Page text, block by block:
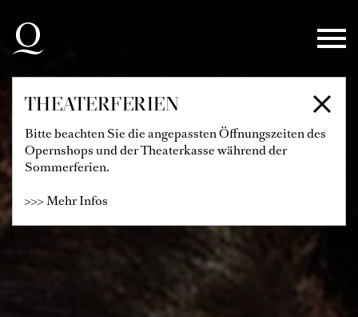
Zur Hauptnavigation springen
Zum Hauptinhalt springen
Zum Footer springen
THEATERFERIEN
Bitte beachten Sie die angepassten Öffnungszeiten des
Opernshops und der Theaterkasse während der
Sommerferien.
>>> Mehr Infos